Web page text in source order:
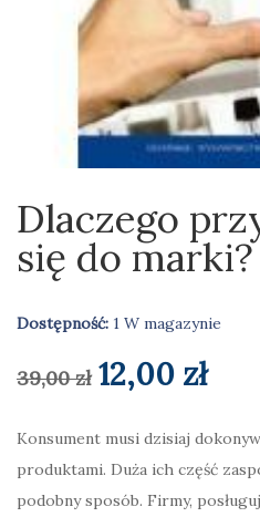
Dlaczego
się do marki?
Dostępność: 1 W magazynie
39,00zł Pierwotna
cena
wynosiła:
12,00 zł
Konsument musi dzisiaj
produktami. Duża ich część
podobny sposób. Firmy,